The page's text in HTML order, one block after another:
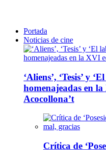
Portada
Noticias de cine
‘Aliens’, ‘Tesis’ y
homenajeadas en
Acocollona’t
Crítica de